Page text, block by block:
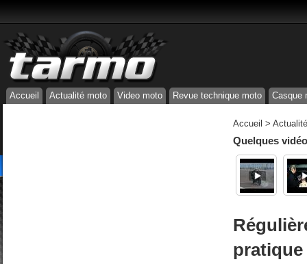
Accueil Actualité moto Video moto Revue technique moto Casque
Accueil >
Quelques
pratique